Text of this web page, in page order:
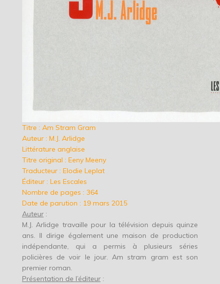
Titre : Am Stram Gram
Auteur : M.J. Arlidge
Littérature anglaise
Titre original : Eeny Meeny
Traducteur : Elodie Leplat
Éditeur : Les Escales
Nombre de pages : 364
Date de parution : 19 mars 2015
Auteur:
M.J. Arlidge travaille pour la télévision depuis quinze
ans. Il dirige également une maison de production
indépendante, qui a permis à plusieurs séries
policières de voir le jour. Am stram gram est son
premier roman.
Présentation de l’éditeur: